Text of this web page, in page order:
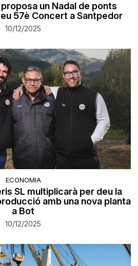
un Nadal de ponts
57è Concert a Santpedor
10/12/2025
ECONOMIA
SL multiplicarà per deu la
amb una nova planta
a Bot
10/12/2025